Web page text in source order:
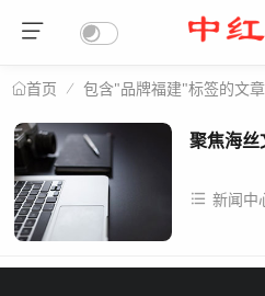
首页 包含"品牌福建"标签的文章
聚焦海
新闻中